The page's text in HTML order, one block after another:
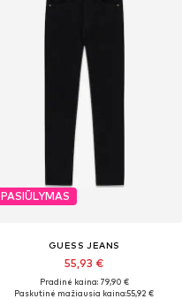
PASIŪLYMAS
GUESS JEANS
55,93 €
Pradinė kaina: 79,90 €
Paskutinė mažiausia kaina:55,92 €